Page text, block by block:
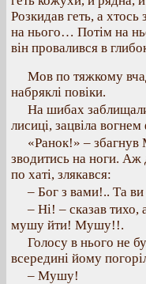
Розкидав геть, а хтось
на нього… Потім на
він провалився в
Мов по тяжкому
набряклі повіки.
На шибах
лисиці, зацвіла
«Ранок!» – збагнув
зводитись на ноги.
по хаті, злякався:
– Бог з вами!.. Та
– Ні! – сказав
мушу йти! Мушу!!.
Голосу в нього не
всередині йому
– Мушу!